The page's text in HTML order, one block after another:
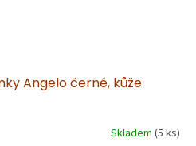
Angelo černé, kůže
Skladem (5 ks)